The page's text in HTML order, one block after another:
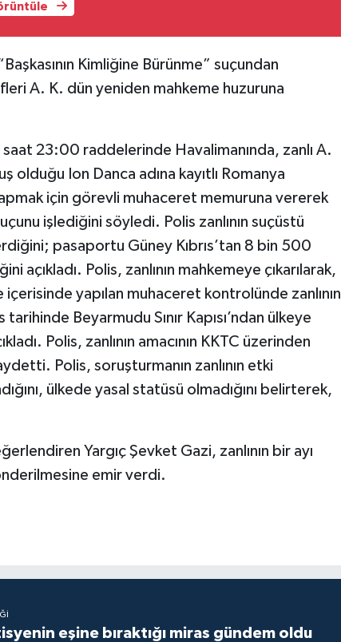
Kimliğine Bürünme” suçundan
A. K. dün yeniden mahkeme huzuruna
23:00 raddelerinde Havalimanında, zanlı A.
olduğu Ion Danca adına kayıtlı Romanya
için görevli muhaceret memuruna vererek
işlediğini söyledi. Polis zanlının suçüstü
pasaportu Güney Kıbrıs’tan 8 bin 500
Polis, zanlının mahkemeye çıkarılarak,
içerisinde yapılan muhaceret kontrolünde zanlının
Beyarmudu Sınır Kapısı’ndan ülkeye
Polis, zanlının amacının KKTC üzerinden
Polis, soruşturmanın zanlının etki
ülkede yasal statüsü olmadığını belirterek,
Yargıç Şevket Gazi, zanlının bir ayı
emir verdi.
eşine bıraktığı miras gündem oldu